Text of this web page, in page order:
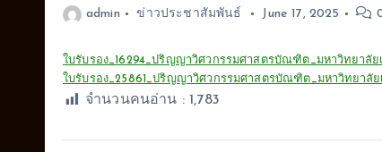
admin ข่าวประชาสัมพันธ์ June 17, 2025
ใบรับรอง_16294_ปริญญาวิศวกรรมศาสตรบัณฑิต_มหาวิทยาลัย
ใบรับรอง_25861_ปริญญาวิศวกรรมศาสตรบัณฑิต_มหาวิทยาลัย
จำนวนคนอ่าน : 1,783